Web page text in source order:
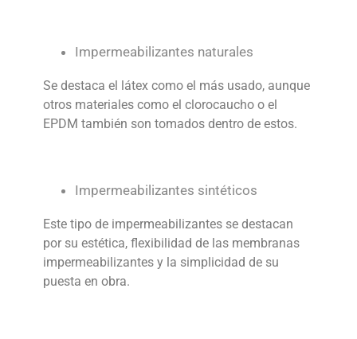
Impermeabilizantes naturales
Se destaca el látex como el más usado, aunque
otros materiales como el clorocaucho o el
EPDM también son tomados dentro de estos.
Impermeabilizantes sintéticos
Este tipo de impermeabilizantes se destacan
por su estética, flexibilidad de las membranas
impermeabilizantes y la simplicidad de su
puesta en obra.